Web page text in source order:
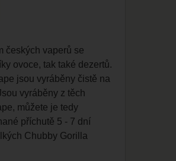
českých vaperů se
ovoce, tak také dezertů.
jsou vyráběny čistě na
vyráběny z těch
můžete je tedy
příchutě 5 - 7 dní
Chubby Gorilla